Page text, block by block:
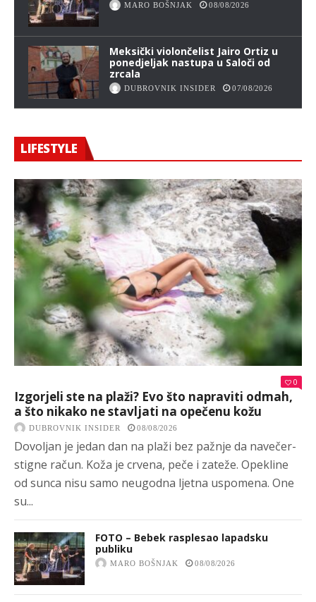
MARO BOŠNJAK 08/08/2026
Meksički violončelist Jairo Ortiz u
ponedjeljak nastupa u Saloči od
zrcala
DUBROVNIK INSIDER 07/08/2026
LIFESTYLE
0
Izgorjeli ste na plaži? Evo što napraviti odmah,
a što nikako ne stavljati na opečenu kožu
DUBROVNIK INSIDER 08/08/2026
Dovoljan je jedan dan na plaži bez pažnje da navečer-
stigne račun. Koža je crvena, peče i zateže. Opekline
od sunca nisu samo neugodna ljetna uspomena. One
su...
FOTO – Bebek rasplesao lapadsku
publiku
MARO BOŠNJAK 08/08/2026